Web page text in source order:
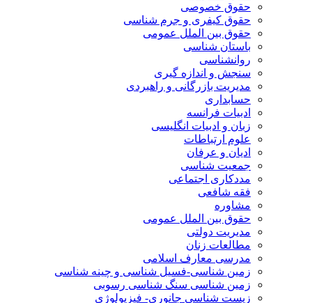
حقوق خصوصی
حقوق کیفری و جرم شناسی
حقوق بین الملل عمومی
باستان شناسی
روانشناسی
سنجش و اندازه گیری
مدیریت بازرگانی و راهبردی
حسابداری
ادبیات فرانسه
زبان و ادبیات انگلیسی
علوم ارتباطات
ادیان و عرفان
جمعیت شناسی
مددکاری اجتماعی
فقه شافعی
مشاوره
حقوق بین الملل عمومی
مدیریت دولتی
مطالعات زنان
مدرسی معارف اسلامی
زمین شناسی-فسیل شناسی و چینه شناسی
زمین شناسی سنگ شناسی رسوبی
زیست شناسی جانوری- فیزیولوژی